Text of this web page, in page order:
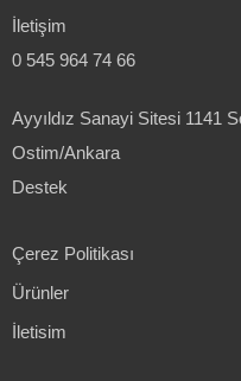
İletişim
0 545 964 74 66
Ayyıldız Sanayi Sitesi 1141
Ostim/Ankara
Destek
Çerez Politikası
Ürünler
İletisim